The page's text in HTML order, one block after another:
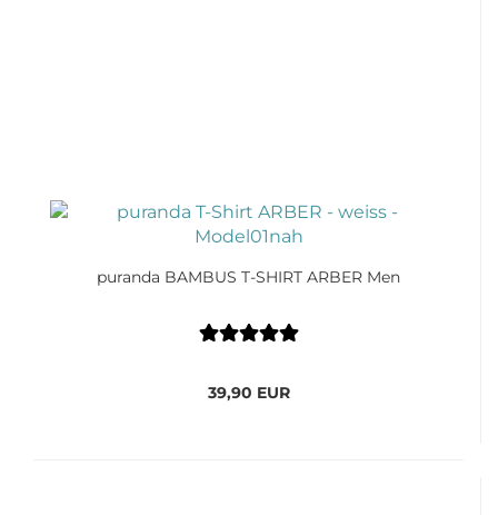
puranda BAMBUS T-SHIRT ARBER Men
39,90 EUR